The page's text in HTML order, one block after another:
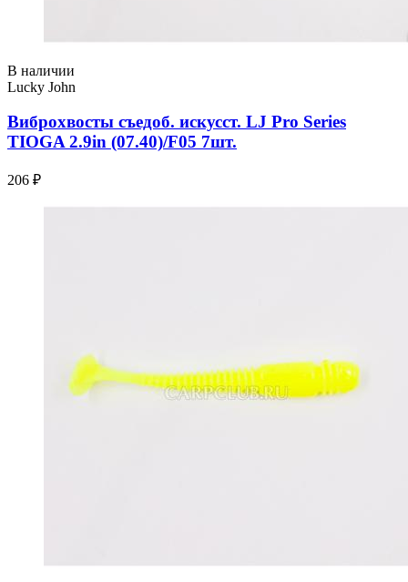
В наличии
Lucky John
Виброхвосты съедоб. искусст. LJ Pro Series
TIOGA 2.9in (07.40)/F05 7шт.
206 ₽